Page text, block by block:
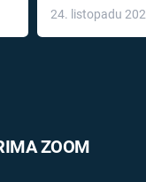
léky
24. listopadu
ZOOM